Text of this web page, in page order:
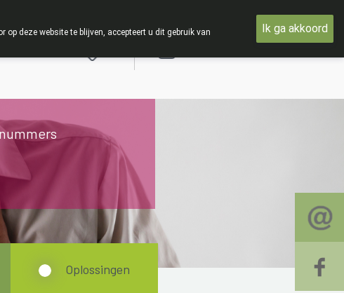
Oplossingen
deze website te blijven, accepteert u dit gebruik van
Ik ga akkoord